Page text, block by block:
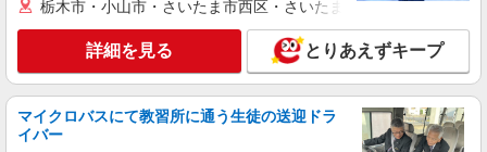
派遣社員
株式会社ブレイブ（マイナビグループ）/MDT11
介護スタッフ ◆デイサービス、サービス付き
高齢者向け住宅、グループホームなど様々な勤
務先から選べます。
未経験：時給1450〜1650円（資格・経験によ
る） 経験者：時給1650〜1850円（資格・経験によ
栃木市・小山市・さいたま市西区・さいたま市岩槻区・久喜市・
詳細を見る とりあえずキープ
マイクロバスにて教習所に通う生徒の送迎ドラ
イバー